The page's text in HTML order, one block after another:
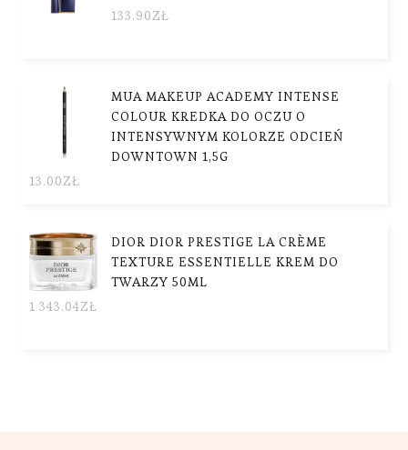
133.90ZŁ
MUA MAKEUP ACADEMY INTENSE
COLOUR KREDKA DO OCZU O
INTENSYWNYM KOLORZE ODCIEŃ
DOWNTOWN 1,5G
13.00ZŁ
DIOR DIOR PRESTIGE LA CRÈME
TEXTURE ESSENTIELLE KREM DO
TWARZY 50ML
1 343.04ZŁ